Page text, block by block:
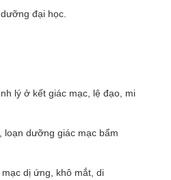
đại học.
lý ở kết giác mạc, lệ đạo, mi
loạn dưỡng giác mạc bẩm
mạc dị ứng, khô mắt, di